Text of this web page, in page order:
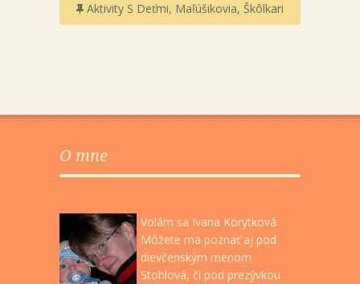
Aktivity S Deťmi, Maľúšikovia, Škôlkari
O mne
Volám sa Ivana Korytková.
Môžete ma poznať aj pod
dievčenským menom
Stohlová, či pod prezývkou